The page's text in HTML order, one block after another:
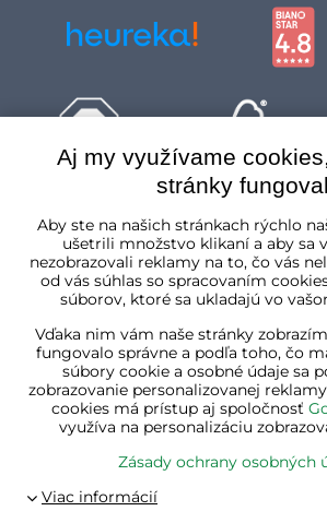
Aj my využívame
stránky
Aby ste na našich stránkach rýchlo
ušetrili množstvo klikaní a aby sa
nezobrazovali reklamy na to, čo vás
od vás súhlas so spracovaním
súborov, ktoré sa ukladajú vo
Vďaka nim vám naše stránky
fungovalo správne a podľa toho, čo
súbory cookie a osobné údaje sa
zobrazovanie personalizovanej
cookies má prístup aj spoločnosť
využíva na personalizáciu
Zásady ochrany osobných